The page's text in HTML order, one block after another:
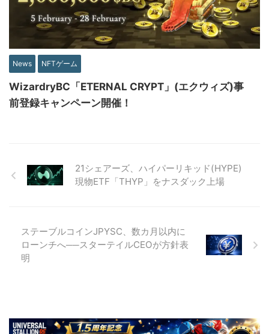
News NFTゲーム
WizardryBC「ETERNAL CRYPT」(エクウィズ)事
前登録キャンペーン開催！
21シェアーズ、ハイパーリキッド(HYPE)
現物ETF「THYP」をナスダック上場
ステーブルコインJPYSC、数カ月以内に
ローンチへ──スターテイルCEOが方針表
明